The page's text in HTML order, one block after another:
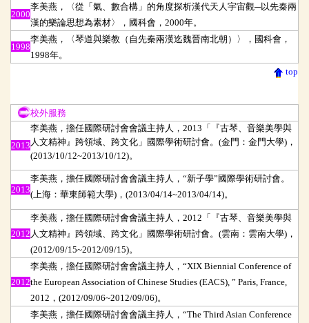
2000
李美燕，〈從「氣、數合構」的角度探析漢代天人宇宙觀─以先秦兩
漢的樂論思想為素材〉，國科會，2000年。
1998
李美燕，〈琴道與樂教（自先秦兩漢迄魏晉南北朝）〉，國科會，
1998年。
top
校外服務
2013
李美燕，擔任國際研討會會議主持人， 2013 「『古琴、音樂美學與
人文精神』跨領域、跨文化」國際學術研討會。 (金門：金門大學) ，
(2013/10/12~2013/10/12)。
2013
李美燕，擔任國際研討會會議主持人， “新子學” 國際學術研討會。
( 上海：華東師範大學) ，(2013/04/14~2013/04/14)。
2012
李美燕，擔任國際研討會會議主持人，2012「『古琴、音樂美學與
人文精神』跨領域、跨文化」國際學術研討會。(雲南：雲南大學)，
(2012/09/15~2012/09/15)。
2012
李美燕，擔任國際研討會會議主持人，“XIX Biennial Conference of
the European Association of Chinese Studies (EACS), ” Paris, France,
2012，(2012/09/06~2012/09/06)。
李美燕，擔任國際研討會會議主持人，“The Third Asian Conference